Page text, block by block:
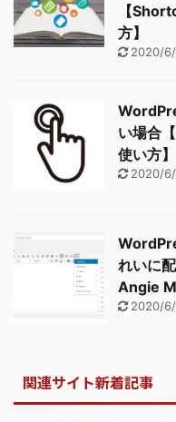
【
方】
2020/
い場合
使い方】
2020/
れいに
Angie
2020/
関連サイト新着記事